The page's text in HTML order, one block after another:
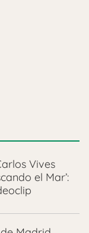
Vives
el Mar’: